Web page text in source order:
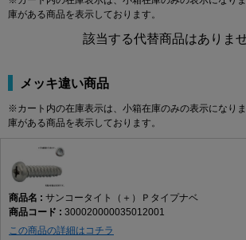
庫がある商品を表示しております。
該当する代替商品はありませ
メッキ違い商品
※カート内の在庫表示は、小箱在庫のみの表示になり
庫がある商品を表示しております。
サンコータイト（＋）Ｐタイプナベ
300020000035012001
この商品の詳細はコチラ